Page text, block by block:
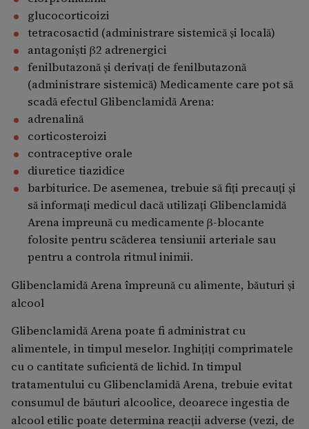
glucocorticoizi
tetracosactid (administrare sistemică şi locală)
antagonişti β2 adrenergici
fenilbutazonă şi derivaţi de fenilbutazonă
(administrare sistemică) Medicamente care pot să
scadă efectul Glibenclamidă Arena:
adrenalină
corticosteroizi
contraceptive orale
diuretice tiazidice
barbiturice. De asemenea, trebuie să fiţi precauţi şi
să informaţi medicul dacă utilizaţi Glibenclamidă
Arena impreună cu medicamente β-blocante
folosite pentru scăderea tensiunii arteriale sau
pentru a controla ritmul inimii.
Glibenclamidă Arena împreună cu alimente, băuturi și
alcool
Glibenclamidă Arena poate fi administrat cu
alimentele, in timpul meselor. Inghiţiţi comprimatele
cu o cantitate suficientă de lichid. In timpul
tratamentului cu Glibenclamidă Arena, trebuie evitat
consumul de băuturi alcoolice, deoarece ingestia de
alcool etilic poate determina reacţii adverse (vezi, de